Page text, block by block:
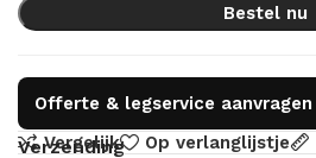
Bestel nu
Offerte & legservice aanvragen
Vergelijk
Op verlanglijstje
Verzending